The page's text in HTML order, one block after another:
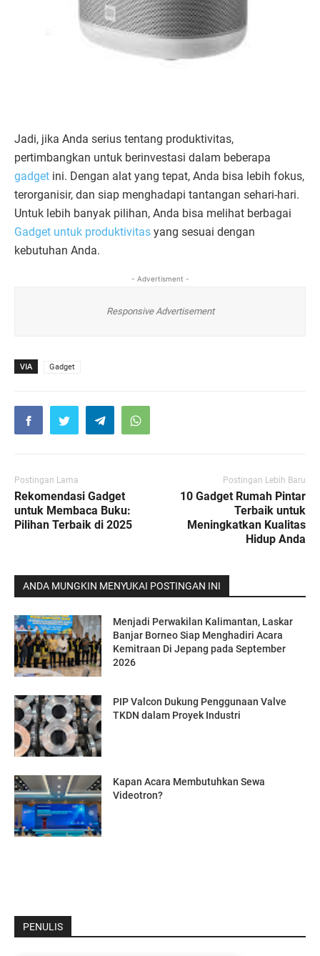
Jadi, jika Anda serius tentang produktivitas,
pertimbangkan untuk berinvestasi dalam beberapa
gadget ini. Dengan alat yang tepat, Anda bisa lebih fokus,
terorganisir, dan siap menghadapi tantangan sehari-hari.
Untuk lebih banyak pilihan, Anda bisa melihat berbagai
Gadget untuk produktivitas yang sesuai dengan
kebutuhan Anda.
- Advertisment -
Responsive Advertisement
VIA Gadget
Postingan Lama
Rekomendasi Gadget
untuk Membaca Buku:
Pilihan Terbaik di 2025
Postingan Lebih Baru
10 Gadget Rumah Pintar
Terbaik untuk
Meningkatkan Kualitas
Hidup Anda
ANDA MUNGKIN MENYUKAI POSTINGAN INI
Menjadi Perwakilan Kalimantan, Laskar
Banjar Borneo Siap Menghadiri Acara
Kemitraan Di Jepang pada September
2026
PIP Valcon Dukung Penggunaan Valve
TKDN dalam Proyek Industri
Kapan Acara Membutuhkan Sewa
Videotron?
PENULIS